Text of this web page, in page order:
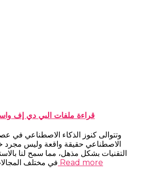
قراءة ملفات البي دي إف
وتتوالى كنوز الذكاء الاصطناعي في
الاصطناعي حقيقة واقعة وليس
التقنيات بشكل مذهل، مما سمح لنا
في مختلف Read more